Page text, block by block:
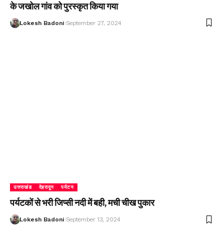
के जखोल गांव को पुरस्कृत किया गया
Lokesh Badoni September 27, 2024
उत्तराखंड देहरादून पर्यटन
पर्यटकों से भरी जिप्सी नदी में बही, मची चीख पुकार
Lokesh Badoni September 13, 2024